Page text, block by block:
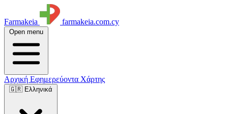
Farmakeia farmakeia.com.cy
Open menu
Αρχική Εφημερεύοντα Χάρτης
🇬🇷 Ελληνικά